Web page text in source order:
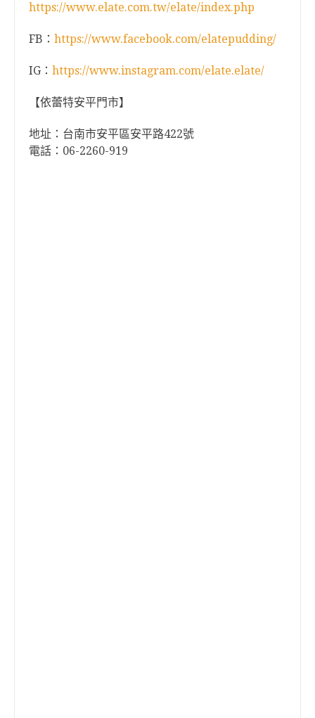
https://www.elate.com.tw/elate/index.php
FB： https://www.facebook.com/elatepudding/
IG： https://www.instagram.com/elate.elate/
【依蕾特安平門市】
地址：台南市安平區安平路422號
電話：06-2260-919